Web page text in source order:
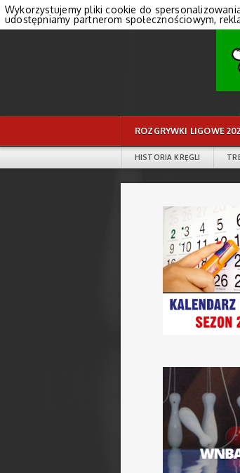
ROZGRYWKI LIGOWE
HISTORIA KRĘGLI
Wykorzystujemy pliki cookie do
udostępniamy partnerom społecznościowym,